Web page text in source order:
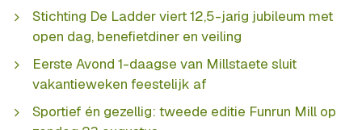
Stichting De Ladder viert 12,5-jarig jubileum met
open dag, benefietdiner en veiling
Eerste Avond 1-daagse van Millstaete sluit
vakantieweken feestelijk af
Sportief én gezellig: tweede editie Funrun Mill op